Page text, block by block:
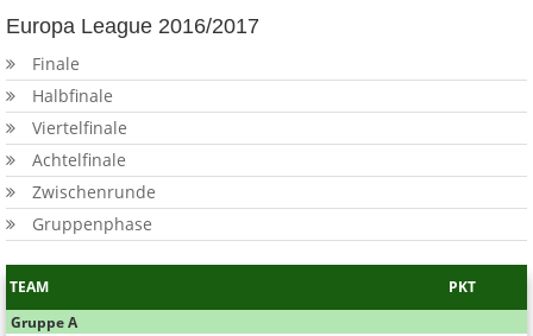
Europa League 2016/2017
Finale
Halbfinale
Viertelfinale
Achtelfinale
Zwischenrunde
Gruppenphase
TEAM
PKT
Gruppe A